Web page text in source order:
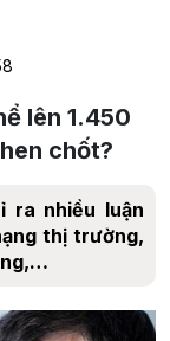
lên 1.450
chốt?
ra nhiều luận
thị trường,